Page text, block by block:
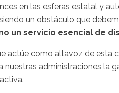
en las esferas estatal y
un obstáculo que
un servicio esencial de
actúe como altavoz de esta
nuestras administraciones la